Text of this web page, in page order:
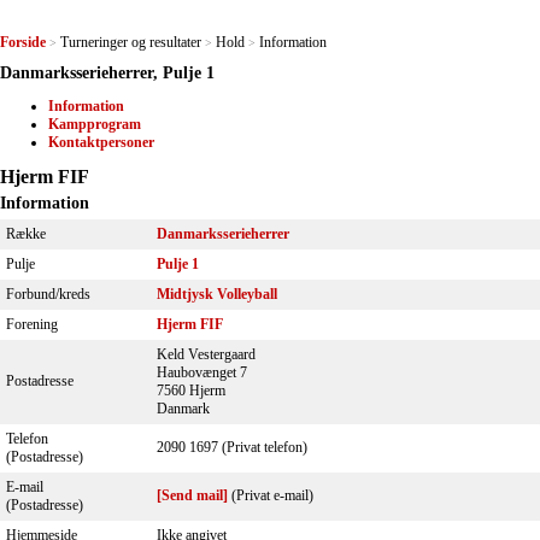
Forside > Turneringer og resultater > Hold > Information
Danmarksserieherrer, Pulje 1
Information
Kampprogram
Kontaktpersoner
Hjerm FIF
Information
Række
Danmarksserieherrer
Pulje
Pulje 1
Forbund/kreds
Midtjysk Volleyball
Forening
Hjerm FIF
Postadresse
Keld Vestergaard
Haubovænget 7
7560 Hjerm
Danmark
Telefon
(Postadresse)
2090 1697 (Privat telefon)
E-mail
(Postadresse)
[Send mail] (Privat e-mail)
Hjemmeside
Ikke angivet